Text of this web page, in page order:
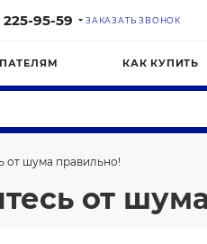
225-95-59 ЗАКАЗАТЬ ЗВОНОК
КАК КУПИТЬ
от шума правильно!
от